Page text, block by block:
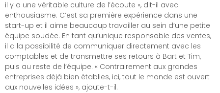
il y a une véritable culture de l’écoute », dit-il avec
enthousiasme. C’est sa première expérience dans une
start-up et il aime beaucoup travailler au sein d’une petite
équipe soudée. En tant qu’unique responsable des ventes,
il a la possibilité de communiquer directement avec les
comptables et de transmettre ses retours à Bart et Tim,
puis au reste de l’équipe. « Contrairement aux grandes
entreprises déjà bien établies, ici, tout le monde est ouvert
aux nouvelles idées », ajoute-t-il.